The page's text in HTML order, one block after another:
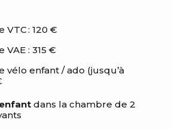
VTC : 120 €
VAE : 315 €
vélo enfant / ado (jusqu’à
dans la chambre de 2